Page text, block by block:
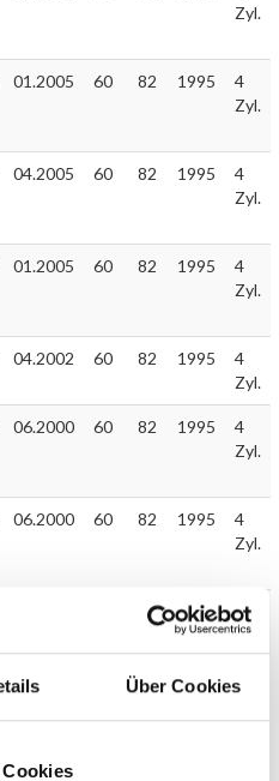
Über Cookies
Zyl.
01.2005 60 82 1995
4
Zyl.
04.2005 60 82 1995
4
Zyl.
01.2005 60 82 1995
4
Zyl.
04.2002 60 82 1995
4
Zyl.
06.2000 60 82 1995
4
Zyl.
06.2000 60 82 1995
4
Zyl.
82 1995
4
Zyl.
können Sie auch unseren
Schlüsselnummer